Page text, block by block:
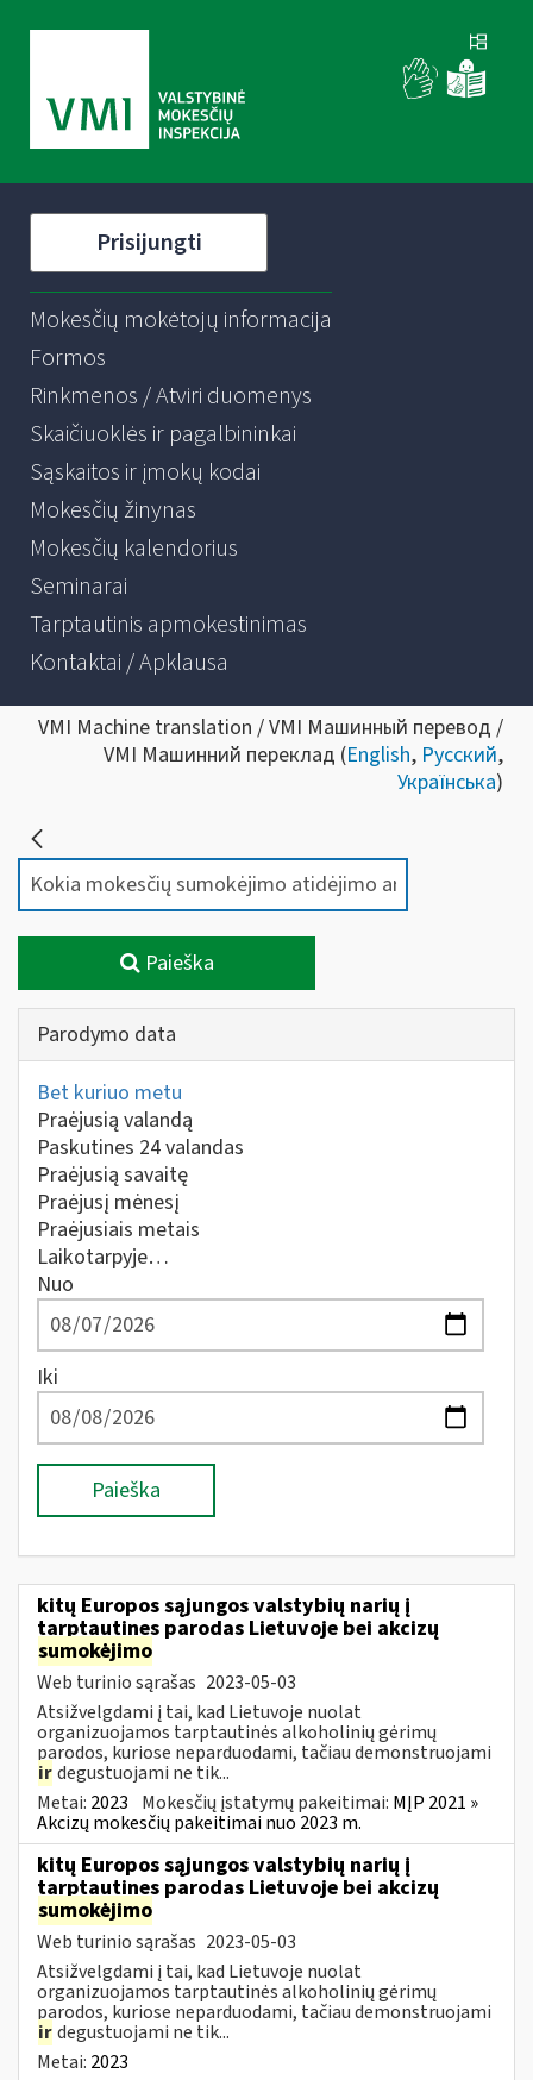
Prisijungti
Mokesčių mokėtojų informacija
Formos
Rinkmenos / Atviri duomenys
Skaičiuoklės ir pagalbininkai
Sąskaitos ir įmokų kodai
Mokesčių žinynas
Mokesčių kalendorius
Seminarai
Tarptautinis apmokestinimas
Kontaktai / Apklausa
VMI Machine translation / VMI Машинный перевод /
VMI Машинний переклад (English, Русский,
Українська)
Paieška
Parodymo data
Bet kuriuo metu
Praėjusią valandą
Paskutines 24 valandas
Praėjusią savaitę
Praėjusį mėnesį
Praėjusiais metais
Laikotarpyje…
Nuo
Iki
Paieška
kitų Europos sąjungos valstybių narių į
tarptautines parodas Lietuvoje bei akcizų
sumokėjimo
Web turinio sąrašas 2023-05-03
Atsižvelgdami į tai, kad Lietuvoje nuolat
organizuojamos tarptautinės alkoholinių gėrimų
parodos, kuriose neparduodami, tačiau demonstruojami
irdegustuojami ne tik...
Metai: 2023 Mokesčių įstatymų pakeitimai: MĮP 2021 »
Akcizų mokesčių pakeitimai nuo 2023 m.
kitų Europos sąjungos valstybių narių į
tarptautines parodas Lietuvoje bei akcizų
sumokėjimo
Web turinio sąrašas 2023-05-03
Atsižvelgdami į tai, kad Lietuvoje nuolat
organizuojamos tarptautinės alkoholinių gėrimų
parodos, kuriose neparduodami, tačiau demonstruojami
irdegustuojami ne tik...
Metai: 2023